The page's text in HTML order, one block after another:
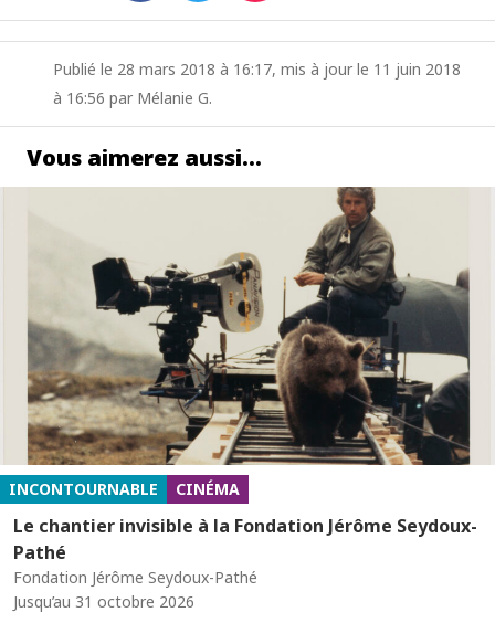
Publié le 28 mars 2018 à 16:17, mis à jour le 11 juin 2018
à 16:56 par Mélanie G.
Vous aimerez aussi…
INCONTOURNABLE CINÉMA
Le chantier invisible à la Fondation Jérôme Seydoux-
Pathé
Fondation Jérôme Seydoux-Pathé
Jusqu’au 31 octobre 2026